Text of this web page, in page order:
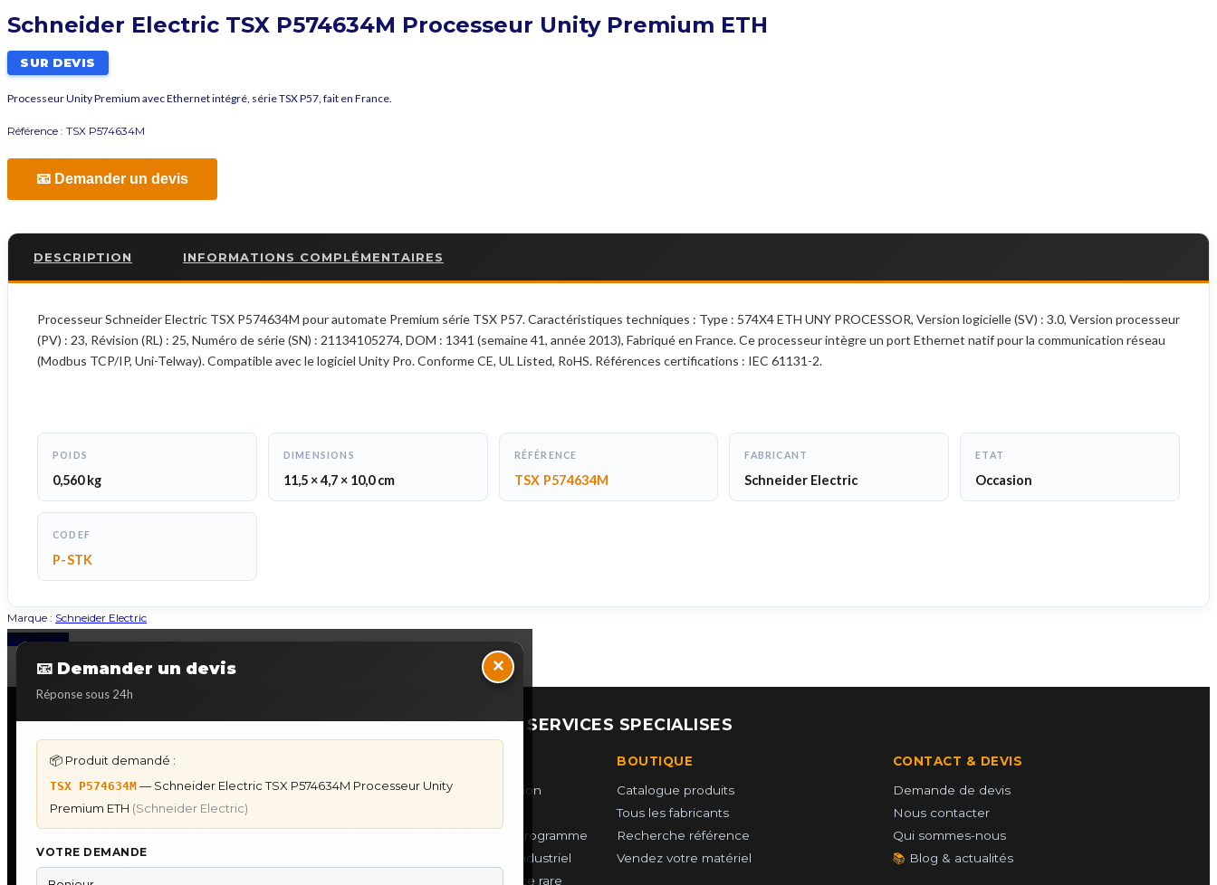
Schneider Electric TSX P574634M Processeur Unity Premium ETH
SUR DEVIS
Processeur Unity Premium avec Ethernet intégré, série TSX P57, fait en France.
Référence : TSX P574634M
📧 Demander un devis
DESCRIPTION INFORMATIONS COMPLÉMENTAIRES
Processeur Schneider Electric TSX P574634M pour automate Premium série TSX P57. Caractéristiques techniques : Type : 574X4 ETH UNY PROCESSOR, Version logicielle (SV) : 3.0, Version processeur
(PV) : 23, Révision (RL) : 25, Numéro de série (SN) : 21134105274, DOM : 1341 (semaine 41, année 2013), Fabriqué en France. Ce processeur intègre un port Ethernet natif pour la communication réseau
(Modbus TCP/IP, Uni-Telway). Compatible avec le logiciel Unity Pro. Conforme CE, UL Listed, RoHS. Références certifications : IEC 61131-2.
POIDS
0,560 kg
DIMENSIONS
11,5 × 4,7 × 10,0 cm
RÉFÉRENCE
TSX P574634M
FABRICANT
Schneider Electric
ETAT
Occasion
CODEF
P-STK
Marque : Schneider Electric
📧 Demander un devis
Réponse sous 24h
×
📦 Produit demandé :
TSX P574634M — Schneider Electric TSX P574634M Processeur Unity
Premium ETH (Schneider Electric)
VOTRE DEMANDE
Back to Top
NOS SERVICES SPECIALISES
DÉPANNAGE AUTOMATES
Dépannage Siemens S7
Dépannage Schneider Modicon
Dépannage Mitsubishi Melsec
Dépannage ABB AC500
IHM Lauer PCS — Récupération
IHM Lauer GAME & PCS — Programme
Maintenance Automatisme Industriel
Recherche & Sourcing piéce rare
BOUTIQUE
Catalogue produits
Tous les fabricants
Recherche référence
Vendez votre matériel
CONTACT & DEVIS
Demande de devis
Nous contacter
Qui sommes-nous
📚 Blog & actualités